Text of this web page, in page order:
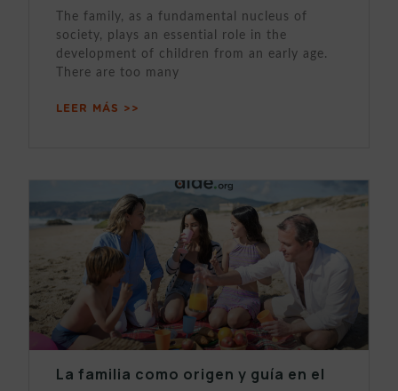
The family, as a fundamental nucleus of
society, plays an essential role in the
development of children from an early age.
There are too many
LEER MÁS >>
La familia como origen y guía en el